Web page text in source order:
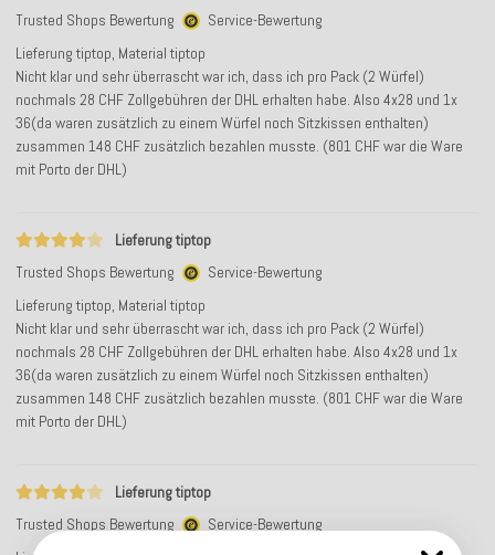
Trusted Shops Bewertung
Service-Bewertung
Lieferung tiptop, Material tiptop
Nicht klar und sehr überrascht war ich, dass ich pro Pack (2 Würfel)
nochmals 28 CHF Zollgebühren der DHL erhalten habe. Also 4x28 und 1x
36(da waren zusätzlich zu einem Würfel noch Sitzkissen enthalten)
zusammen 148 CHF zusätzlich bezahlen musste. (801 CHF war die Ware
mit Porto der DHL)
Lieferung tiptop
Trusted Shops Bewertung
Service-Bewertung
Lieferung tiptop, Material tiptop
Nicht klar und sehr überrascht war ich, dass ich pro Pack (2 Würfel)
nochmals 28 CHF Zollgebühren der DHL erhalten habe. Also 4x28 und 1x
36(da waren zusätzlich zu einem Würfel noch Sitzkissen enthalten)
zusammen 148 CHF zusätzlich bezahlen musste. (801 CHF war die Ware
mit Porto der DHL)
Lieferung tiptop
Trusted Shops Bewertung
Service-Bewertung